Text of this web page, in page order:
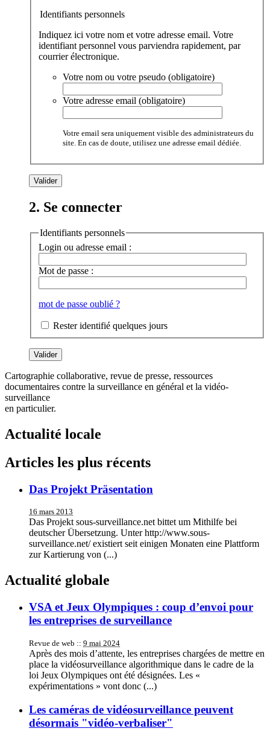
Identifiants personnels
Indiquez ici votre nom et votre adresse email. Votre
identifiant personnel vous parviendra rapidement, par
courrier électronique.
Votre nom ou votre pseudo (obligatoire)
Votre adresse email (obligatoire)
Votre email sera uniquement visible des administrateurs du
site. En cas de doute, utilisez une adresse email dédiée.
2. Se connecter
Identifiants personnels
Login ou adresse email :
Mot de passe :
mot de passe oublié ?
Rester identifié quelques jours
Cartographie collaborative, revue de presse, ressources
documentaires contre la surveillance en général et la vidéo-
surveillance
en particulier.
Actualité locale
Articles les plus récents
Das Projekt Präsentation
16 mars 2013
Das Projekt sous-surveillance.net bittet um Mithilfe bei
deutscher Übersetzung. Unter http://www.sous-
surveillance.net/ existiert seit einigen Monaten eine Plattform
zur Kartierung von (...)
Actualité globale
VSA et Jeux Olympiques : coup d’envoi pour
les entreprises de surveillance
Revue de web :: 9 mai 2024
Après des mois d’attente, les entreprises chargées de mettre en
place la vidéosurveillance algorithmique dans le cadre de la
loi Jeux Olympiques ont été désignées. Les «
expérimentations » vont donc (...)
Les caméras de vidéosurveillance peuvent
désormais "vidéo-verbaliser"